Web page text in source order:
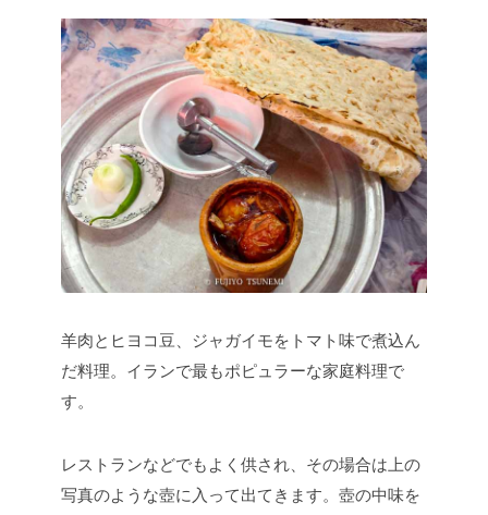
羊肉とヒヨコ豆、ジャガイモをトマト味で煮込ん
だ料理。イランで最もポピュラーな家庭料理で
す。
レストランなどでもよく供され、その場合は上の
写真のような壺に入って出てきます。壺の中味を